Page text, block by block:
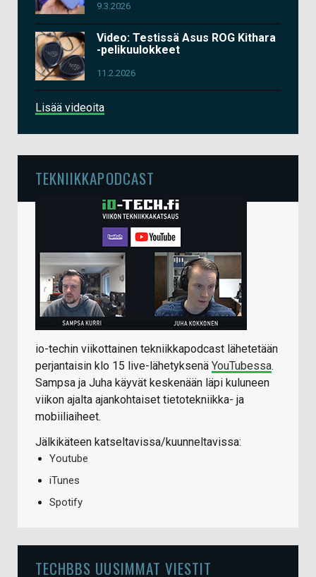
9.3.2026
Video: Testissä Asus ROG Kithara
-pelikuulokkeet
11.2.2026
Lisää videoita
TEKNIIKKAPODCAST
io-techin viikottainen tekniikkapodcast lähetetään
perjantaisin klo 15 live-lähetyksenä YouTubessa.
Sampsa ja Juha käyvät keskenään läpi kuluneen
viikon ajalta ajankohtaiset tietotekniikka- ja
mobiiliaiheet.
Jälkikäteen katseltavissa/kuunneltavissa:
Youtube
iTunes
Spotify
TECHBBS UUSIMMAT VIESTIT